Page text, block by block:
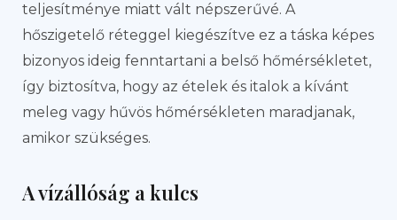
teljesítménye miatt vált népszerűvé. A
hőszigetelő réteggel kiegészítve ez a táska képes
bizonyos ideig fenntartani a belső hőmérsékletet,
így biztosítva, hogy az ételek és italok a kívánt
meleg vagy hűvös hőmérsékleten maradjanak,
amikor szükséges.
A vízállóság a kulcs